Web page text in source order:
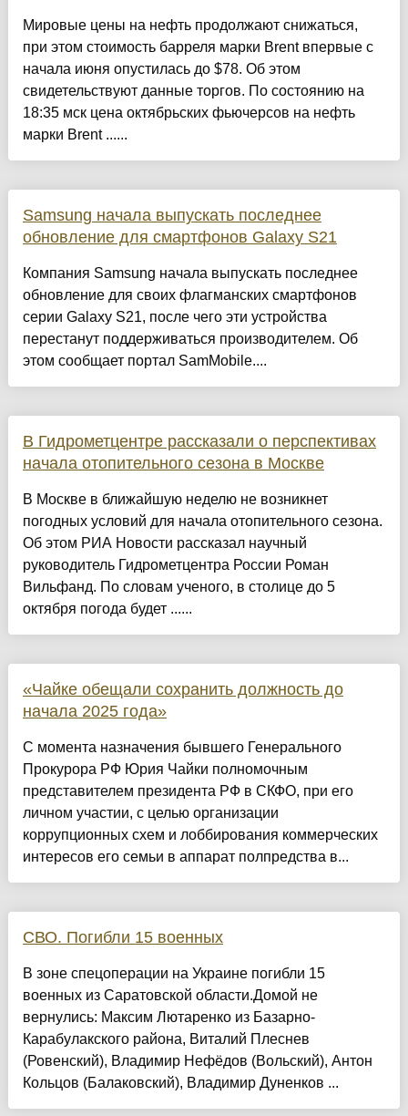
Мировые цены на нефть продолжают снижаться,
при этом стоимость барреля марки Brent впервые с
начала июня опустилась до $78. Об этом
свидетельствуют данные торгов. По состоянию на
18:35 мск цена октябрьских фьючерсов на нефть
марки Brent ......
Samsung начала выпускать последнее
обновление для смартфонов Galaxy S21
Компания Samsung начала выпускать последнее
обновление для своих флагманских смартфонов
серии Galaxy S21, после чего эти устройства
перестанут поддерживаться производителем. Об
этом сообщает портал SamMobile....
В Гидрометцентре рассказали о перспективах
начала отопительного сезона в Москве
В Москве в ближайшую неделю не возникнет
погодных условий для начала отопительного сезона.
Об этом РИА Новости рассказал научный
руководитель Гидрометцентра России Роман
Вильфанд. По словам ученого, в столице до 5
октября погода будет ......
«Чайке обещали сохранить должность до
начала 2025 года»
С момента назначения бывшего Генерального
Прокурора РФ Юрия Чайки полномочным
представителем президента РФ в СКФО, при его
личном участии, с целью организации
коррупционных схем и лоббирования коммерческих
интересов его семьи в аппарат полпредства в...
СВО. Погибли 15 военных
В зоне спецоперации на Украине погибли 15
военных из Саратовской области.Домой не
вернулись: Максим Лютаренко из Базарно-
Карабулакского района, Виталий Плеснев
(Ровенский), Владимир Нефёдов (Вольский), Антон
Кольцов (Балаковский), Владимир Дуненков ...